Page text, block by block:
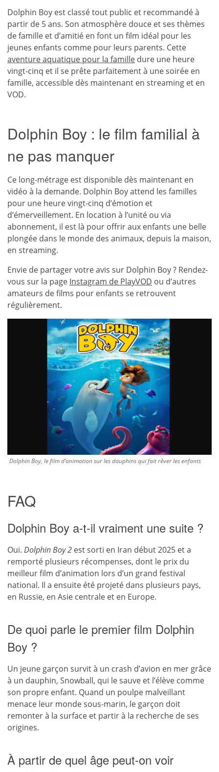
Dolphin Boy est classé tout public et recommandé à
partir de 5 ans. Son atmosphère douce et ses thèmes
de famille et d’amitié en font un film idéal pour les
jeunes enfants comme pour leurs parents. Cette
aventure aquatique pour la famille dure une heure
vingt-cinq et il se prête parfaitement à une soirée en
famille, accessible dès maintenant en streaming et en
VOD.
Dolphin Boy : le film familial à
ne pas manquer
Ce long-métrage est disponible dès maintenant en
vidéo à la demande. Dolphin Boy attend les familles
pour une heure vingt-cinq d’émotion et
d’émerveillement. En location à l’unité ou via
abonnement, il est là pour offrir aux enfants une belle
plongée dans le monde des animaux, depuis la maison,
en streaming.
Envie de partager votre avis sur Dolphin Boy ? Rendez-
vous sur la page Instagram de PlayVOD ou d’autres
amateurs de films pour enfants se retrouvent
régulièrement.
Dolphin Boy, le film d’animation sur les dauphins qui fait rêver les enfants
FAQ
Dolphin Boy a-t-il vraiment une suite ?
Oui. Dolphin Boy 2 est sorti en Iran début 2025 et a
remporté plusieurs récompenses, dont le prix du
meilleur film d’animation lors d’un grand festival
national. Il a ensuite été projeté dans plusieurs pays,
en Russie, en Asie centrale et en Europe.
De quoi parle le premier film Dolphin
Boy ?
Un jeune garçon survit à un crash d’avion en mer grâce
à un dauphin, Snowball, qui le sauve et l’élève comme
son propre enfant. Quand un poulpe malveillant
menace leur monde sous-marin, le garçon doit
remonter à la surface et partir à la recherche de ses
origines.
À partir de quel âge peut-on voir